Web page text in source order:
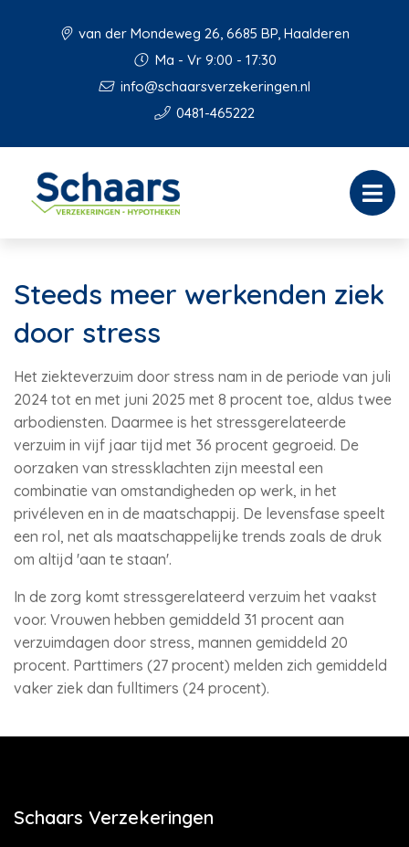
van der Mondeweg 26, 6685 BP, Haalderen
Ma - Vr 9:00 - 17:30
info@schaarsverzekeringen.nl
0481-465222
Steeds meer werkenden ziek
door stress
Het ziekteverzuim door stress nam in de periode van juli
2024 tot en met juni 2025 met 8 procent toe, aldus twee
arbodiensten. Daarmee is het stressgerelateerde
verzuim in vijf jaar tijd met 36 procent gegroeid. De
oorzaken van stressklachten zijn meestal een
combinatie van omstandigheden op werk, in het
privéleven en in de maatschappij. De levensfase speelt
een rol, net als maatschappelijke trends zoals de druk
om altijd 'aan te staan'.
In de zorg komt stressgerelateerd verzuim het vaakst
voor. Vrouwen hebben gemiddeld 31 procent aan
verzuimdagen door stress, mannen gemiddeld 20
procent. Parttimers (27 procent) melden zich gemiddeld
vaker ziek dan fulltimers (24 procent).
Schaars Verzekeringen